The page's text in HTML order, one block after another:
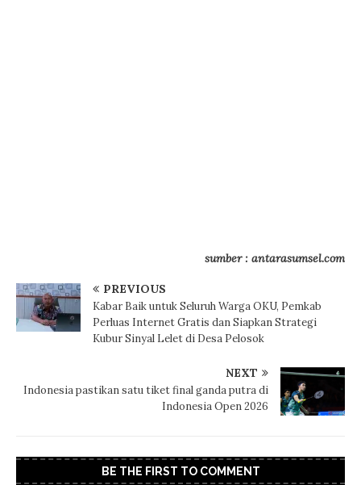
sumber : antarasumsel.com
PREVIOUS
Kabar Baik untuk Seluruh Warga OKU, Pemkab
Perluas Internet Gratis dan Siapkan Strategi
Kubur Sinyal Lelet di Desa Pelosok
NEXT
Indonesia pastikan satu tiket final ganda putra di
Indonesia Open 2026
BE THE FIRST TO COMMENT